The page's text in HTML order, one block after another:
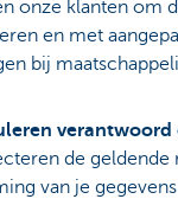
onze klanten om
en met
bij
de
van je